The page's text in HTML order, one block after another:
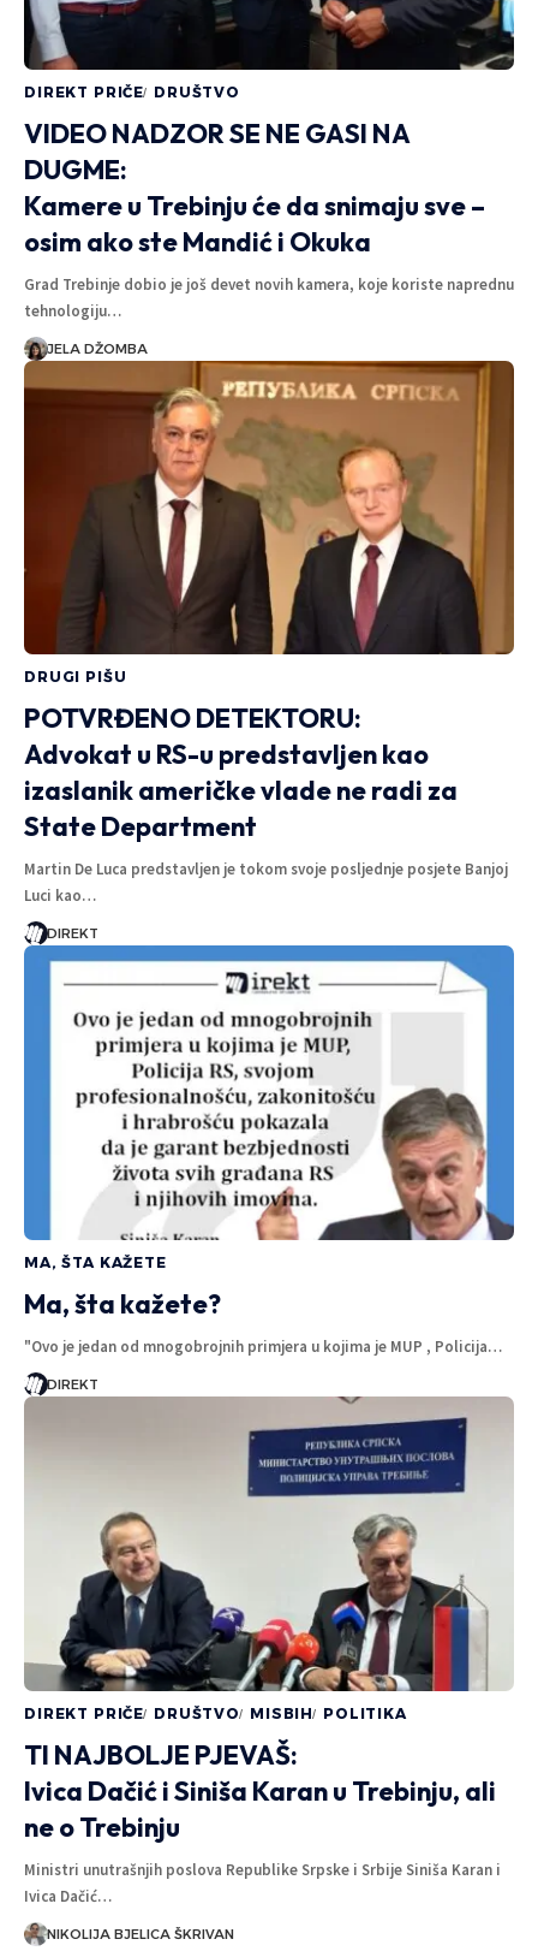
DIREKT PRIČE DRUŠTVO
VIDEO NADZOR SE NE GASI NA
DUGME:
Kamere u Trebinju će da snimaju sve –
osim ako ste Mandić i Okuka
Grad Trebinje dobio je još devet novih kamera, koje koriste naprednu
tehnologiju…
JELA DŽOMBA
DRUGI PIŠU
POTVRĐENO DETEKTORU:
Advokat u RS-u predstavljen kao
izaslanik američke vlade ne radi za
State Department
Martin De Luca predstavljen je tokom svoje posljednje posjete Banjoj
Luci kao…
DIREKT
MA, ŠTA KAŽETE
Ma, šta kažete?
"Ovo je jedan od mnogobrojnih primjera u kojima je MUP , Policija…
DIREKT
DIREKT PRIČE DRUŠTVO MISBIH POLITIKA
TI NAJBOLJE PJEVAŠ:
Ivica Dačić i Siniša Karan u Trebinju, ali
ne o Trebinju
Ministri unutrašnjih poslova Republike Srpske i Srbije Siniša Karan i
Ivica Dačić…
NIKOLIJA BJELICA ŠKRIVAN